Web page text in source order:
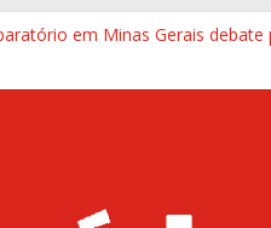
em Minas Gerais
idade mínima para
mineiro: Justiça determina a
Pedro Leopoldo esteve na sede